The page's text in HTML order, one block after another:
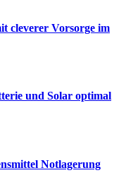
cleverer Vorsorge im
und Solar optimal
Notlagerung